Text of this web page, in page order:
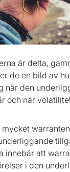
är delta,
de en bild av
när den
och när
innebär att
i den